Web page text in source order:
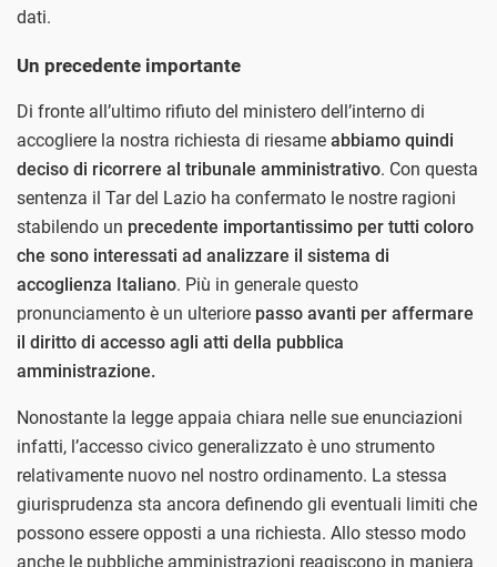
dati.
Un precedente importante
Di fronte all’ultimo rifiuto del ministero dell’interno di
accogliere la nostra richiesta di riesame abbiamo quindi
deciso di ricorrere al tribunale amministrativo. Con questa
sentenza il Tar del Lazio ha confermato le nostre ragioni
stabilendo un precedente importantissimo per tutti coloro
che sono interessati ad analizzare il sistema di
accoglienza Italiano. Più in generale questo
pronunciamento è un ulteriore passo avanti per affermare
il diritto di accesso agli atti della pubblica
amministrazione.
Nonostante la legge appaia chiara nelle sue enunciazioni
infatti, l’accesso civico generalizzato è uno strumento
relativamente nuovo nel nostro ordinamento. La stessa
giurisprudenza sta ancora definendo gli eventuali limiti che
possono essere opposti a una richiesta. Allo stesso modo
anche le pubbliche amministrazioni reagiscono in maniera